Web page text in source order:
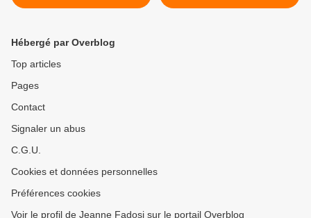
entier)
Hébergé par Overblog
Top articles
Pages
Contact
Signaler un abus
C.G.U.
Cookies et données personnelles
Préférences cookies
Voir le profil de Jeanne Fadosi sur le portail Overblog